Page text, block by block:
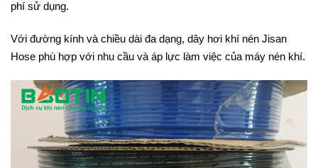
phí sử dụng.
Với đường kính và chiều dài đa dạng, dây hơi khí nén Jisan
Hose phù hợp với nhu cầu và áp lực làm việc của máy nén khí.